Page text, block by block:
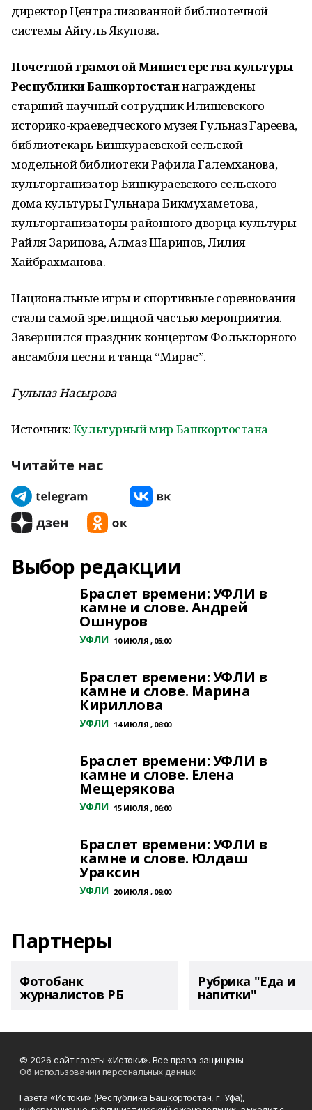
директор Централизованной библиотечной
системы Айгуль Якупова.
Почетной грамотой Министерства культуры
Республики Башкортостаннаграждены
старший научный сотрудник Илишевского
историко-краеведческого музея Гульназ Гареева,
библиотекарь Бишкураевской сельской
модельной библиотеки Рафила Галемханова,
культорганизатор Бишкураевского сельского
дома культуры Гульнара Бикмухаметова,
культорганизаторы районного дворца культуры
Райля Зарипова, Алмаз Шарипов, Лилия
Хайбрахманова.
Национальные игры и спортивные соревнования
стали самой зрелищной частью мероприятия.
Завершился праздник концертом Фольклорного
ансамбля песни и танца “Мирас”.
Гульназ Насырова
Источник:Культурный мир Башкортостана
Читайте нас
Выбор редакции
Браслет времени: УФЛИ в
камне и слове. Андрей
Ошнуров
УФЛИ 10 ИЮЛЯ , 05:00
Браслет времени: УФЛИ в
камне и слове. Марина
Кириллова
УФЛИ 14 ИЮЛЯ , 06:00
Браслет времени: УФЛИ в
камне и слове. Елена
Мещерякова
УФЛИ 15 ИЮЛЯ , 06:00
Браслет времени: УФЛИ в
камне и слове. Юлдаш
Ураксин
УФЛИ 20 ИЮЛЯ , 09:00
Партнеры
Фотобанк
журналистов РБ
Рубрика "Еда и
напитки"
© 2026 сайт газеты «Истоки». Все права защищены.
Об использовании персональных данных
Газета «Истоки» (Республика Башкортостан, г. Уфа),